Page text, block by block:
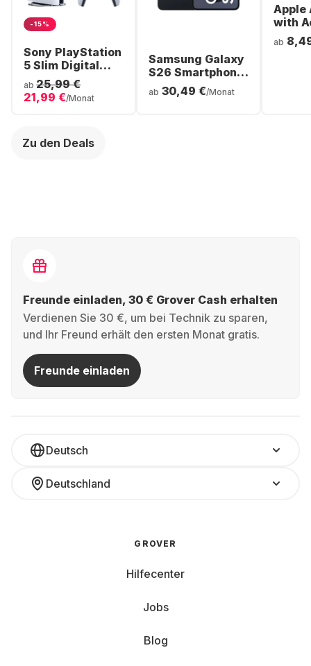
-15%
Sony PlayStation
5 Slim Digital
Console
ab 25,99 €
21,99 €/Monat
Samsung Galaxy
S26 Smartphone
- 256GB - Dual
SIM
ab 30,49 €/Monat
Apple
with
Noise
ab
Zu den Deals
Freunde einladen, 30 € Grover Cash erhalten
Verdienen Sie 30 €, um bei Technik zu sparen,
und Ihr Freund erhält den ersten Monat gratis.
Freunde einladen
Deutsch
Deutschland
GROVER
Hilfecenter
Jobs
Blog